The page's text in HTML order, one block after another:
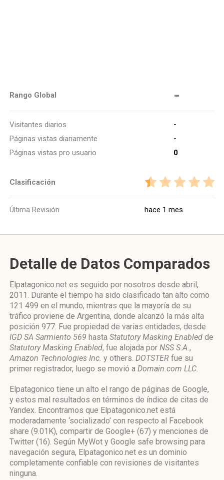
Rango Global -
Visitantes diarios
-
Páginas vistas diariamente
-
Páginas vistas pro usuario
0
Clasificación
Última Revisión hace 1 mes
Detalle de Datos Comparados
Elpatagonico.net es seguido por nosotros desde abril,
2011. Durante el tiempo ha sido clasificado tan alto como
121 499 en el mundo, mientras que la mayoría de su
tráfico proviene de Argentina, donde alcanzó la más alta
posición 977. Fue propiedad de varias entidades, desde
IGD SA Sarmiento 569 hasta Statutory Masking Enabled de
Statutory Masking Enabled, fue alojada por NSS S.A.,
Amazon Technologies Inc. y others. DOTSTER fue su
primer registrador, luego se movió a Domain.com LLC.
Elpatagonico tiene un alto el rango de páginas de Google,
y estos mal resultados en términos de índice de citas de
Yandex. Encontramos que Elpatagonico.net está
moderadamente ‘socializado’ con respecto al Facebook
share (9.01K), compartir de Google+ (67) y menciones de
Twitter (16). Según MyWot y Google safe browsing para
navegación segura, Elpatagonico.net es un dominio
completamente confiable con revisiones de visitantes
ninguna.